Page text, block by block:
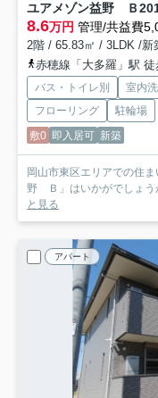
ユアメゾン益野 Ｂ
8.6万円 管理/共益費
2階 / 65.83㎡ / 3LDK /新
赤穂線「大多羅」駅 徒
バス・トイレ別 室内
フローリング
駐輪場
敷0 即入居可 新築
岡山市東区エリアでの住
野 Ｂ」はいかがでしょう
と見る
アパート